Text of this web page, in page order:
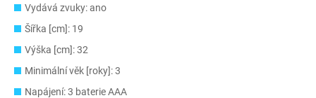
Vydává zvuky: ano
Šířka [cm]: 19
Výška [cm]: 32
Minimální věk [roky]: 3
Napájení: 3 baterie AAA